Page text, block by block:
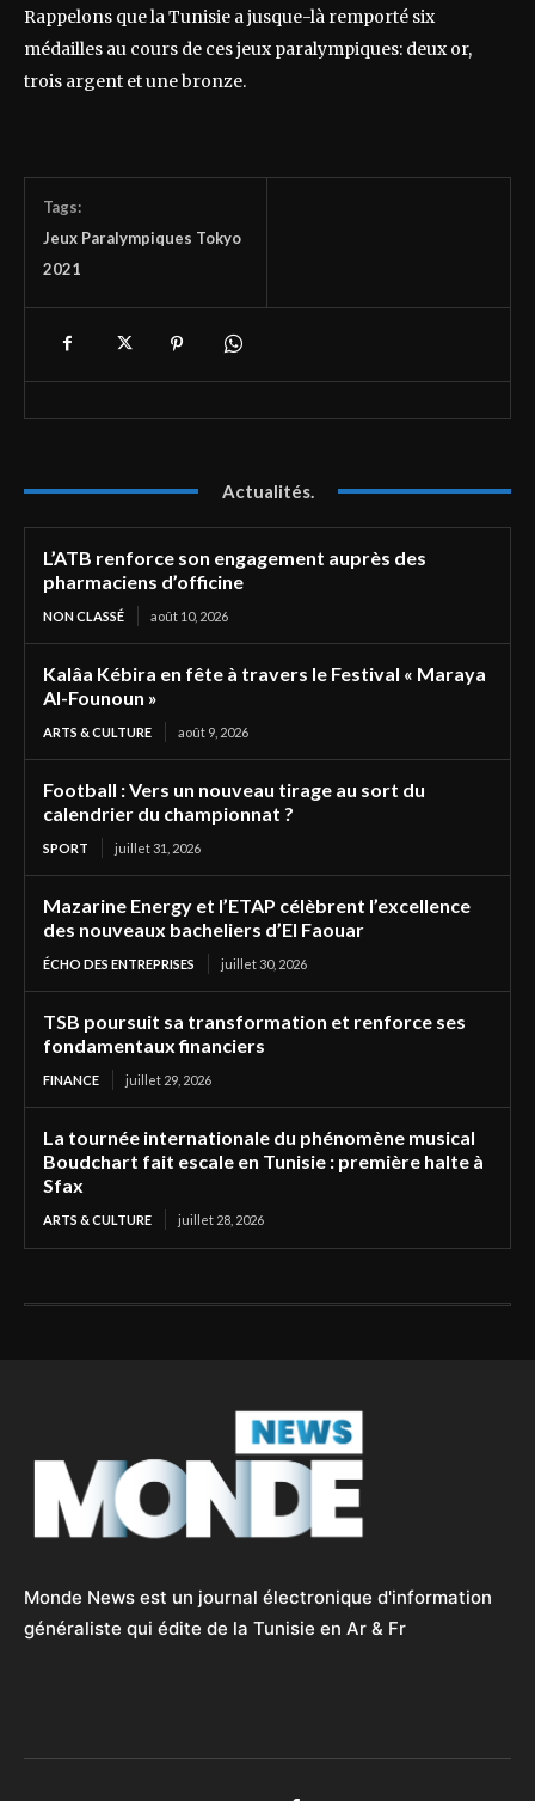
Rappelons que la Tunisie a jusque-là remporté six
médailles au cours de ces jeux paralympiques: deux or,
trois argent et une bronze.
Tags:
Jeux Paralympiques Tokyo
2021
Actualités.
L’ATB renforce son engagement auprès des
pharmaciens d’officine
NON CLASSÉ août 10, 2026
Kalâa Kébira en fête à travers le Festival « Maraya
Al-Founoun »
ARTS & CULTURE août 9, 2026
Football : Vers un nouveau tirage au sort du
calendrier du championnat ?
SPORT juillet 31, 2026
Mazarine Energy et l’ETAP célèbrent l’excellence
des nouveaux bacheliers d’El Faouar
ÉCHO DES ENTREPRISES juillet 30, 2026
TSB poursuit sa transformation et renforce ses
fondamentaux financiers
FINANCE juillet 29, 2026
La tournée internationale du phénomène musical
Boudchart fait escale en Tunisie : première halte à
Sfax
ARTS & CULTURE juillet 28, 2026
Monde News est un journal électronique d'information
généraliste qui édite de la Tunisie en Ar & Fr